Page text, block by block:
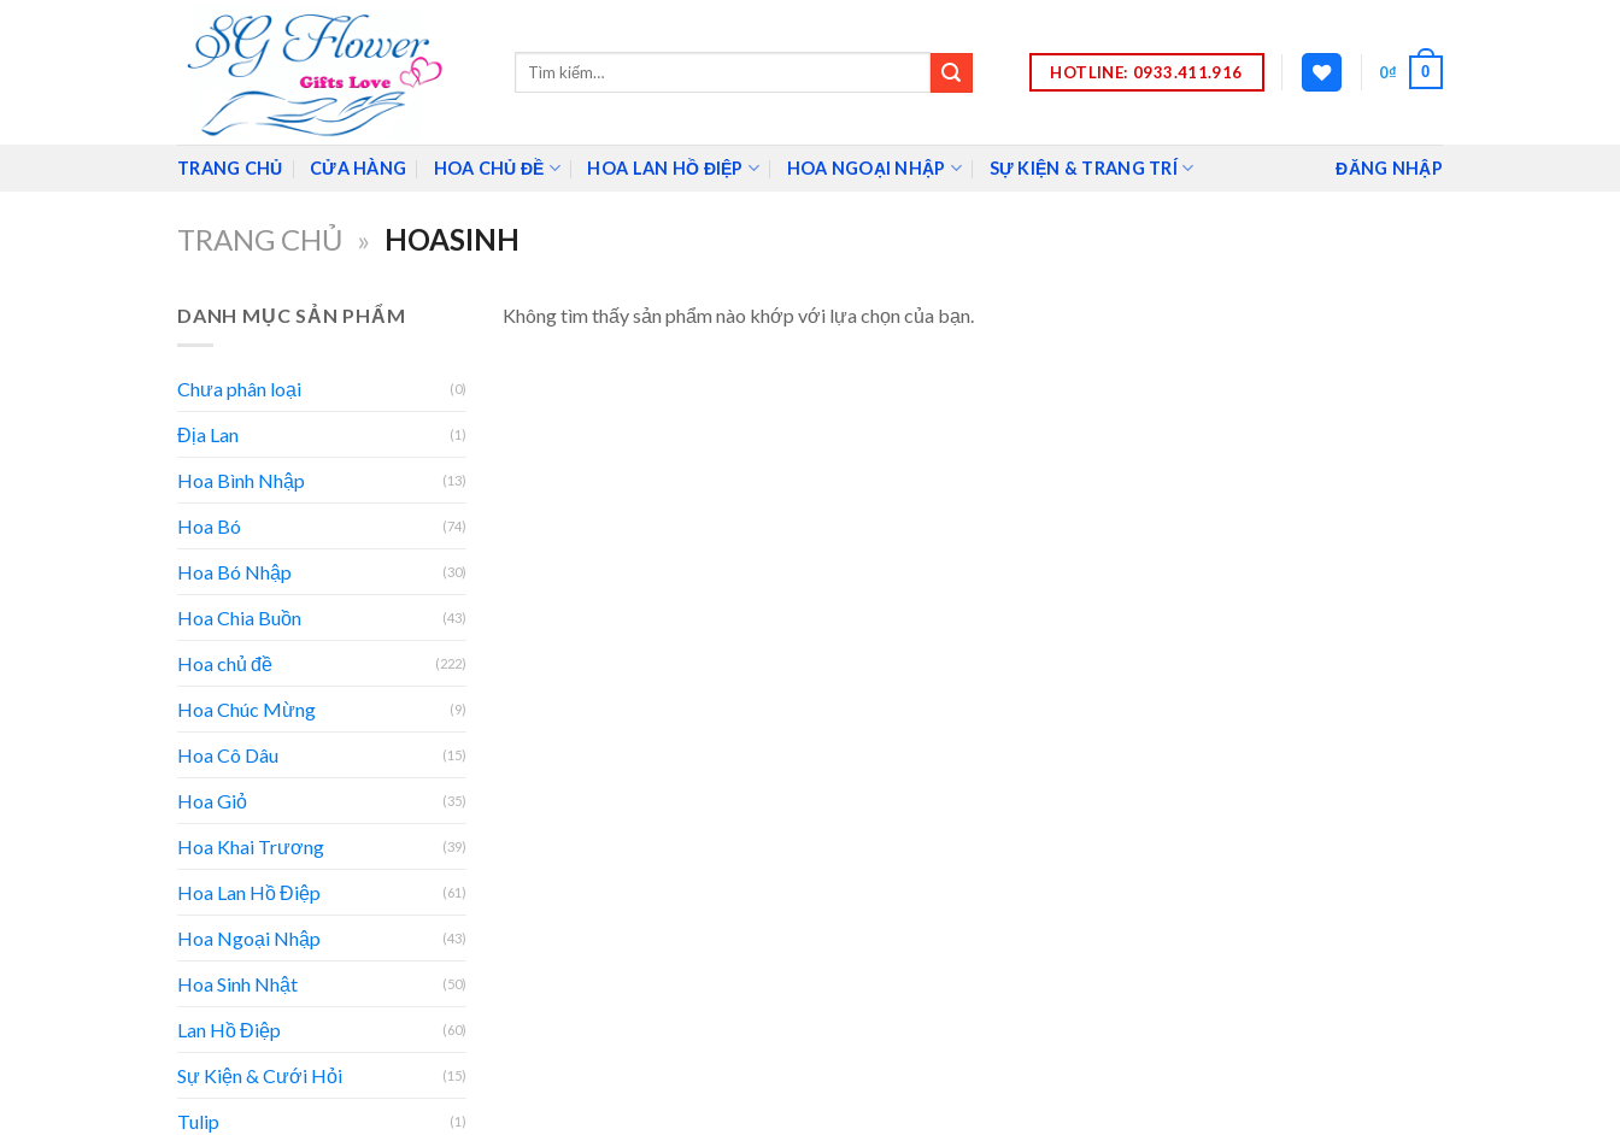
Tìm
HOTLINE: 0933.411.916 0₫ 0
TRANG CHỦ CỬA HÀNG HOA CHỦ ĐỀ HOA LAN HỒ ĐIỆP HOA NGOẠI NHẬP SỰ KIỆN & TRANG TRÍ ĐĂNG NHẬP
TRANG CHỦ » HOASINH
DANH MỤC SẢN PHẨM
Chưa phân loại (0)
Địa Lan (1)
Hoa Bình Nhập (13)
Hoa Bó (74)
Hoa Bó Nhập (30)
Hoa Chia Buồn (43)
Hoa chủ đề (222)
Hoa Chúc Mừng (9)
Hoa Cô Dâu (15)
Hoa Giỏ (35)
Hoa Khai Trương (39)
Hoa Lan Hồ Điệp (61)
Hoa Ngoại Nhập (43)
Hoa Sinh Nhật (50)
Lan Hồ Điệp (60)
Sự Kiện & Cưới Hỏi (15)
Tulip (1)
Không tìm thấy sản phẩm nào khớp với lựa chọn của bạn.